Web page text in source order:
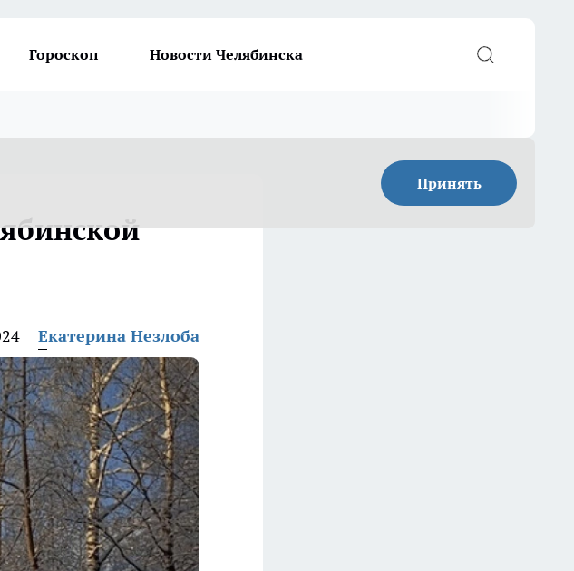
Гороскоп Новости Челябинска
Принять
Екатерина Незлоба